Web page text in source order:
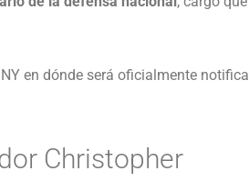
en dónde será oficialmente
Christopher